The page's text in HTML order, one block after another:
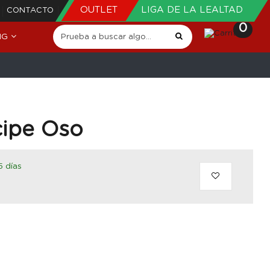
CONTACTO OUTLET LIGA DE LA LEALTAD
0
Oso
días